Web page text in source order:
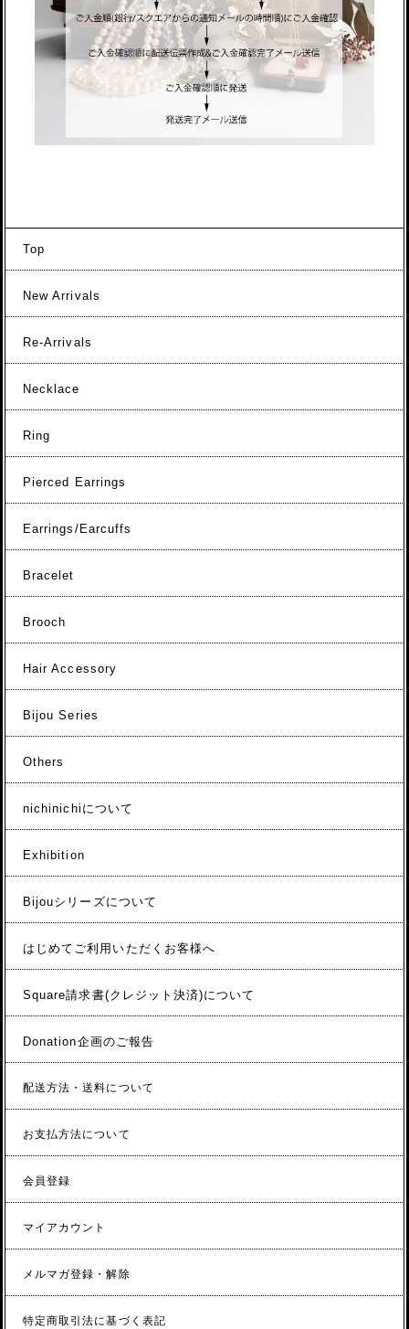
Top
New Arrivals
Re-Arrivals
Necklace
Ring
Pierced Earrings
Earrings/Earcuffs
Bracelet
Brooch
Hair Accessory
Bijou Series
Others
nichinichiについて
Exhibition
Bijouシリーズについて
はじめてご利用いただくお客様へ
Square請求書(クレジット決済)について
Donation企画のご報告
配送方法・送料について
お支払方法について
会員登録
マイアカウント
メルマガ登録・解除
特定商取引法に基づく表記